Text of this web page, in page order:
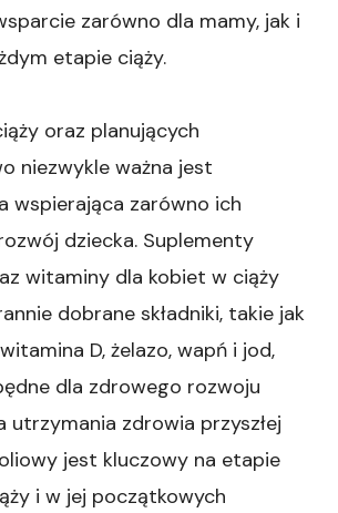
zarówno dla mamy, jak i
etapie ciąży.
oraz planujących
niezwykle ważna jest
wspierająca zarówno ich
dziecka. Suplementy
witaminy dla kobiet w ciąży
dobrane składniki, takie jak
D, żelazo, wapń i jod,
dla zdrowego rozwoju
utrzymania zdrowia przyszłej
jest kluczowy na etapie
i w jej początkowych